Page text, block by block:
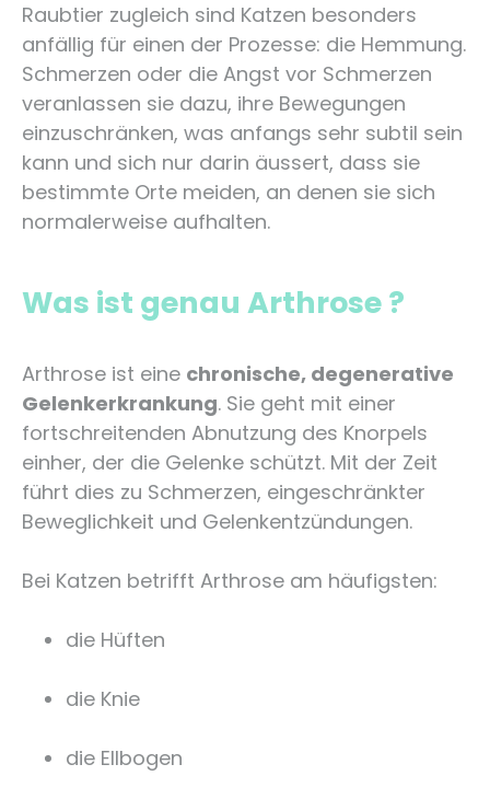
Raubtier zugleich sind Katzen besonders
anfällig für einen der Prozesse: die Hemmung.
Schmerzen oder die Angst vor Schmerzen
veranlassen sie dazu, ihre Bewegungen
einzuschränken, was anfangs sehr subtil sein
kann und sich nur darin äussert, dass sie
bestimmte Orte meiden, an denen sie sich
normalerweise aufhalten.
Was ist genau Arthrose ?
Arthrose ist eine chronische, degenerative
Gelenkerkrankung. Sie geht mit einer
fortschreitenden Abnutzung des Knorpels
einher, der die Gelenke schützt. Mit der Zeit
führt dies zu Schmerzen, eingeschränkter
Beweglichkeit und Gelenkentzündungen.
Bei Katzen betrifft Arthrose am häufigsten:
die Hüften
die Knie
die Ellbogen